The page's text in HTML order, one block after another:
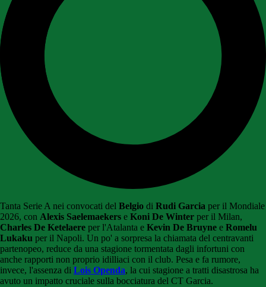
Tanta Serie A nei convocati del Belgio di Rudi Garcia per il Mondiale
2026, con Alexis Saelemaekers e Koni De Winter per il Milan,
Charles De Ketelaere per l'Atalanta e Kevin De Bruyne e Romelu
Lukaku per il Napoli. Un po' a sorpresa la chiamata del centravanti
partenopeo, reduce da una stagione tormentata dagli infortuni con
anche rapporti non proprio idilliaci con il club. Pesa e fa rumore,
invece, l'assenza di Lois Openda, la cui stagione a tratti disastrosa ha
avuto un impatto cruciale sulla bocciatura del CT Garcia.